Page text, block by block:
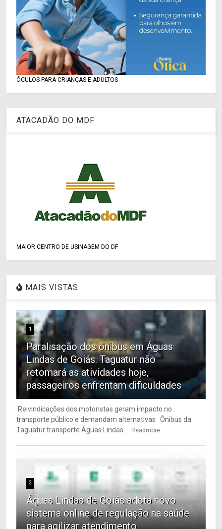
ÓCULOS PARA CRIANÇAS E ADULTOS
ATACADÃO DO MDF
MAIOR CENTRO DE USINAGEM DO DF
MAIS VISTAS
1
Paralisação dos ônibus em Águas
Lindas de Goiás. Taguatur não
retomará as atividades hoje,
passageiros enfrentam dificuldades
Reivindicações dos motoristas geram impacto no
transporte público e demandam alternativas Ônibus da
Taguatur transporte Águas Lindas ...
Readmore
2
Águas Lindas de Goiás adota novo
sistema online de regulação na saúde
para agilizar atendimento